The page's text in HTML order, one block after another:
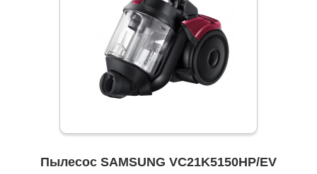
Пылесос SAMSUNG VC21K5150HP/EV